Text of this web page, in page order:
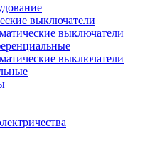
выключатели
выключатели
выключатели